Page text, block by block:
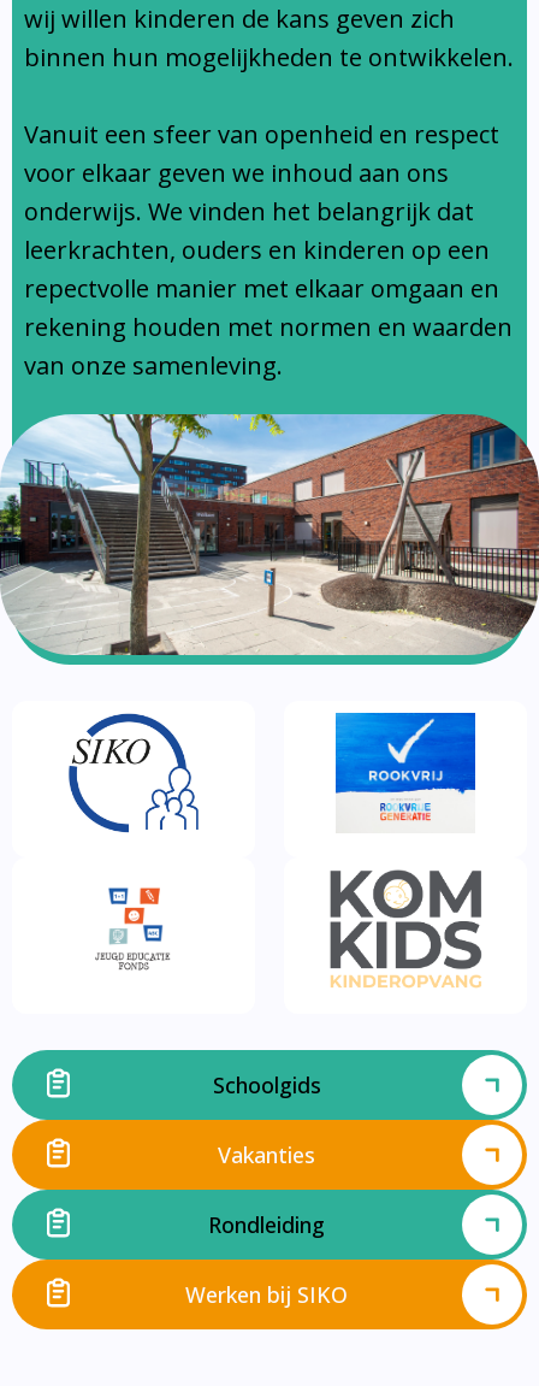
Ondersteuningsprofiel
wij willen kinderen de kans geven zich
binnen hun mogelijkheden te ontwikkelen.
Vanuit een sfeer van openheid en respect
voor elkaar geven we inhoud aan ons
onderwijs. We vinden het belangrijk dat
leerkrachten, ouders en kinderen op een
repectvolle manier met elkaar omgaan en
rekening houden met normen en waarden
van onze samenleving.
Schoolgids
Vakanties
Rondleiding
Werken bij SIKO